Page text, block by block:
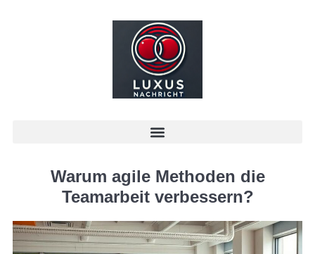
Warum agile Methoden die
Teamarbeit verbessern?